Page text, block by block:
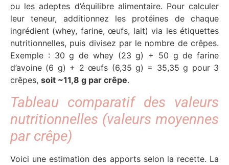
ou les adeptes d’équilibre alimentaire. Pour calculer
leur teneur, additionnez les protéines de chaque
ingrédient (whey, farine, œufs, lait) via les étiquettes
nutritionnelles, puis divisez par le nombre de crêpes.
Exemple : 30 g de whey (23 g) + 50 g de farine
d’avoine (6 g) + 2 œufs (6,35 g) = 35,35 g pour 3
crêpes, soit ~11,8 g par crêpe.
Tableau comparatif des valeurs
nutritionnelles (valeurs moyennes
par crêpe)
Voici une estimation des apports selon la recette. La